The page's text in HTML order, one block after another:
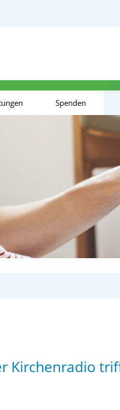
Spenden
Kirchenradio